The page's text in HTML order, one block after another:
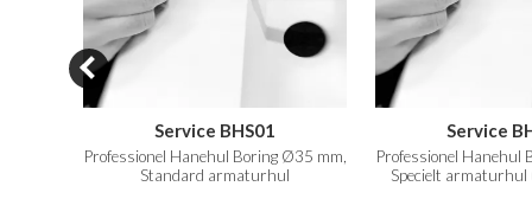
Service BHS01
Professionel Hanehul Boring Ø35 mm,
Standard armaturhul
Service
Professionel Hanehul
Specielt armaturhul